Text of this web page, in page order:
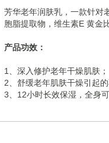
芳华老年润肤乳，一款针对
胞脂提取物，维生素E 黄金
产品功效：
1、深入修护老年干燥肌肤；
2、舒缓老年肌肤干燥引起的
3、12小时长效保湿，全身可